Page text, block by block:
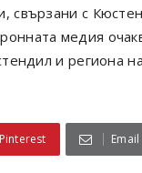
с
медия
и региона
Pinterest Email